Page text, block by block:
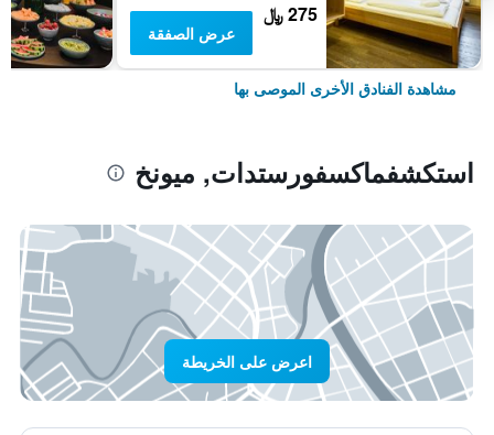
275 ﷼
عرض الصفقة
مشاهدة الفنادق الأخرى الموصى بها
استكشفماكسفورستدات, ميونخ
اعرض على الخريطة